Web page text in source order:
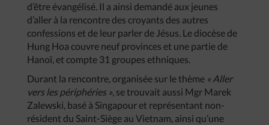
d’être évangélisé. Il a ainsi demandé aux jeunes
d’aller à la rencontre des croyants des autres
confessions et de leur parler de Jésus. Le diocèse de
Hung Hoa couvre neuf provinces et une partie de
Hanoï, et compte 31 groupes ethniques.
Durant la rencontre, organisée sur le thème « Aller
vers les périphéries », se trouvait aussi Mgr Marek
Zalewski, basé à Singapour et représentant non-
résident du Saint-Siège au Vietnam, ainsi qu’une